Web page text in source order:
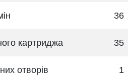
36
картриджа 35
отворів 1